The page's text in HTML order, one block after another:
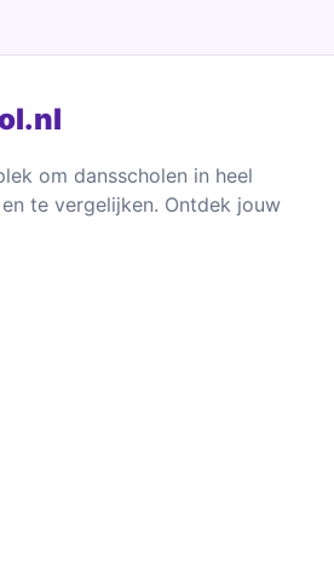
om dansscholen in heel
te vergelijken. Ontdek jouw